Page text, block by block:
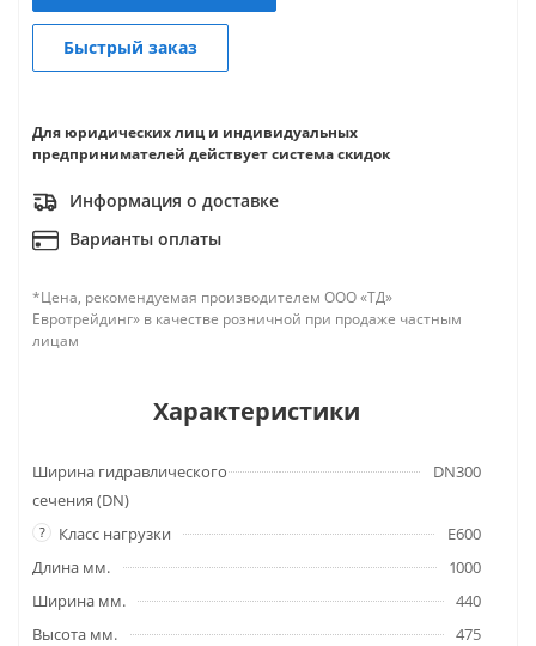
Быстрый заказ
Для юридических лиц и индивидуальных
предпринимателей действует система скидок
Информация о доставке
Варианты оплаты
*Цена, рекомендуемая производителем ООО «ТД»
Евротрейдинг» в качестве розничной при продаже частным
лицам
Характеристики
Ширина гидравлического
сечения (DN)
DN300
? Класс нагрузки
E600
Длина мм.
1000
Ширина мм.
440
Высота мм.
475